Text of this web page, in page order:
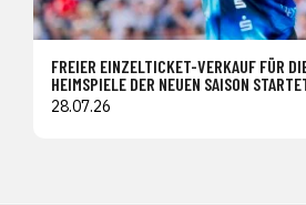
FREIER EINZELTICKET-VERKAUF FÜR
HEIMSPIELE DER NEUEN SAISON
28.07.26